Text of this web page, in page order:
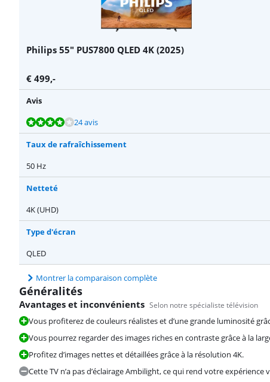
Philips 55" PUS7800 QLED 4K (2025)
€ 499,-
Avis
La note est de 8,1 sur 10, basée sur 24 avis.
24 avis
La note est de 10 sur 10, basée sur 1 avis.
Taux de rafraîchissement
50 Hz
Netteté
4K (UHD)
Type d'écran
QLED
Montrer la comparaison complète
Généralités
Avantages et inconvénients Selon notre spécialiste télévision
Vous profiterez de couleurs réalistes et d’une grande luminosité
Vous pourrez regarder des images riches en contraste grâce à la
Profitez d’images nettes et détaillées grâce à la résolution 4K.
Cette TV n’a pas d’éclairage Ambilight, ce qui rend votre